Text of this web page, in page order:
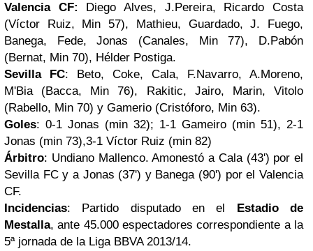
Valencia CF: Diego Alves, J.Pereira, Ricardo Costa
(Víctor Ruiz, Min 57), Mathieu, Guardado, J. Fuego,
Banega, Fede, Jonas (Canales, Min 77), D.Pabón
(Bernat, Min 70), Hélder Postiga.
Sevilla FC: Beto, Coke, Cala, F.Navarro, A.Moreno,
M'Bia (Bacca, Min 76), Rakitic, Jairo, Marin, Vitolo
(Rabello, Min 70) y Gamerio (Cristóforo, Min 63).
Goles: 0-1 Jonas (min 32); 1-1 Gameiro (min 51), 2-1
Jonas (min 73),3-1 Víctor Ruiz (min 82)
Árbitro: Undiano Mallenco. Amonestó a Cala (43') por el
Sevilla FC y a Jonas (37') y Banega (90') por el Valencia
CF.
Incidencias: Partido disputado en el Estadio de
Mestalla, ante 45.000 espectadores correspondiente a la
5ª jornada de la Liga BBVA 2013/14.